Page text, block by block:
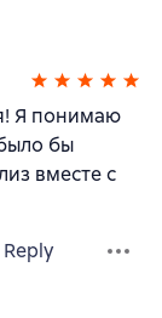
Я понимаю
бы
вместе с
Reply